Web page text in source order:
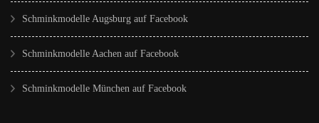
Schminkmodelle Augsburg auf Facebook
Schminkmodelle Aachen auf Facebook
Schminkmodelle München auf Facebook